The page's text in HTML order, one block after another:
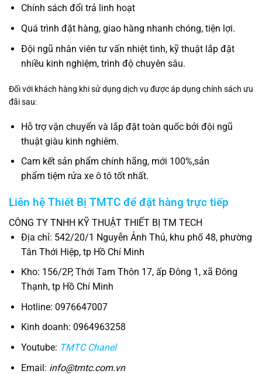
Chính sách đổi trả linh hoạt
Quá trình đặt hàng, giao hàng nhanh chóng, tiện lợi.
Đội ngũ nhân viên tư vấn nhiệt tình, kỹ thuật lắp đặt
nhiều kinh nghiệm, trình độ chuyên sâu.
Đối với khách hàng khi sử dụng dịch vụ được áp dụng chính sách ưu
đãi sau:
Hỗ trợ vận chuyển và lắp đặt toàn quốc bởi đội ngũ
thuật giàu kinh nghiêm.
Cam kết sản phẩm chính hãng, mới 100%,sản
phẩm tiệm rửa xe ô tô tốt nhất.
Liên hệ Thiết Bị TMTC để đặt hàng trực tiếp
CÔNG TY TNHH KỸ THUẬT THIẾT BỊ TM TECH
Địa chỉ: 542/20/1 Nguyễn Ảnh Thủ, khu phố 48, phường
Tân Thới Hiệp, tp Hồ Chí Minh
Kho: 156/2P, Thới Tam Thôn 17, ấp Đông 1, xã Đông
Thạnh, tp Hồ Chí Minh
Hotline: 0976647007
Kinh doanh: 0964963258
Youtube: TMTC Chanel
Email: info@tmtc.com.vn